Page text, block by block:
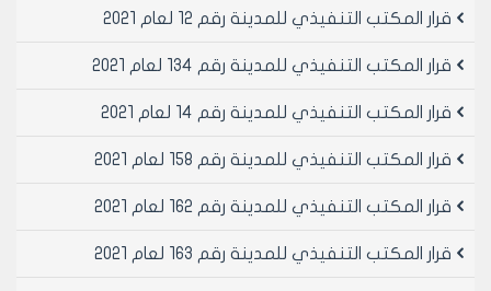
مادة 2- ينشر هذا القرار في لوحه اعلانات مجلس المدينه
رئيس المكتب التنفيذي لمجلس مدينة
المهندس بسام بيروتي
قرار المكتب التنفيذي للمدينة رقم 12 لعام 2021
قرار المكتب التنفيذي للمدينة رقم 134 لعام 2021
قرار المكتب التنفيذي للمدينة رقم 14 لعام 2021
قرار المكتب التنفيذي للمدينة رقم 158 لعام 2021
قرار المكتب التنفيذي للمدينة رقم 162 لعام 2021
قرار المكتب التنفيذي للمدينة رقم 163 لعام 2021